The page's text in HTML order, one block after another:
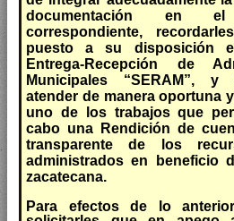
documentación en el
correspondiente,
puesto a su disposición
Entrega-Recepción de
Municipales “SERAM”, y
atender de manera oportuna
uno de los trabajos que
cabo una Rendición de
transparente de los
administrados en beneficio
zacatecana.
Para efectos de lo